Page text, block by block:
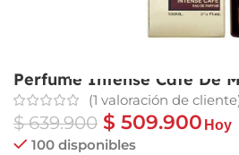
Perfume Intense Cafe De
(1 valoración de
$639.900 $ 509.900 Hoy
100 disponibles